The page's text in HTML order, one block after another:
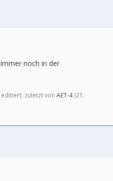
noch in der
zuletzt von AET-4(21.